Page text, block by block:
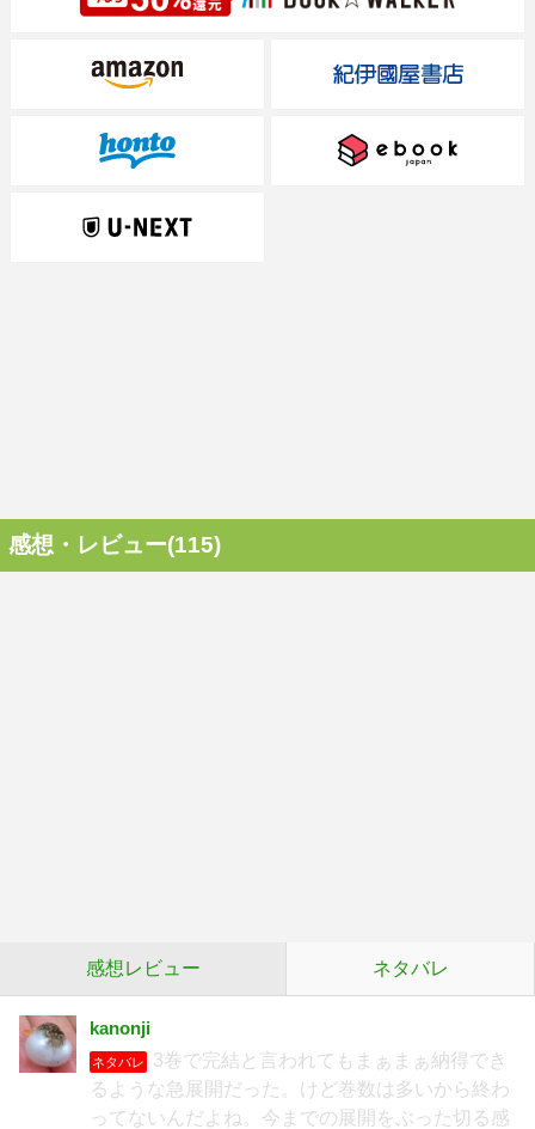
感想・レビュー(115)
感想レビュー ネタバレ
kanonji
ネタバレ
3巻で完結と言われてもまぁまぁ納得でき
るような急展開だった。けど巻数は多いから終わ
ってないんだよね。今までの展開をぶった切る感